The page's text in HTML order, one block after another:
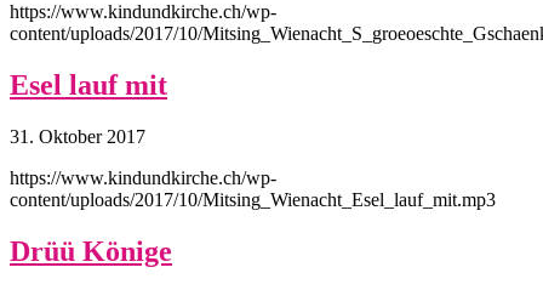
https://www.kindundkirche.ch/wp-
content/uploads/2017/10/
Esel lauf mit
31. Oktober 2017
https://www.kindundkirche.ch/wp-
content/uploads/2017/10/Mitsing_Wienacht_Esel_lauf_mit.mp3
Drüü Könige